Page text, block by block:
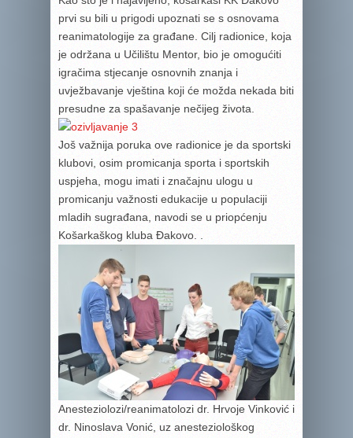
prvi su bili u prigodi upoznati se s osnovama
reanimatologije za građane. Cilj radionice, koja
je održana u Učilištu Mentor, bio je omogućiti
igračima stjecanje osnovnih znanja i
uvježbavanje vještina koji će možda nekada biti
presudne za spašavanje nečijeg života.
Još važnija poruka ove radionice je da sportski
klubovi, osim promicanja sporta i sportskih
uspjeha, mogu imati i značajnu ulogu u
promicanju važnosti edukacije u populaciji
mladih sugrađana, navodi se u priopćenju
Košarkaškog kluba Đakovo. .
Anesteziolozi/reanimatolozi dr. Hrvoje Vinković i
dr. Ninoslava Vonić, uz anesteziološkog